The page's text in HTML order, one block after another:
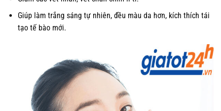
Giúp làm trắng sáng tự nhiên, đều màu da hơn, kích thích tái
tạo tế bào mới.